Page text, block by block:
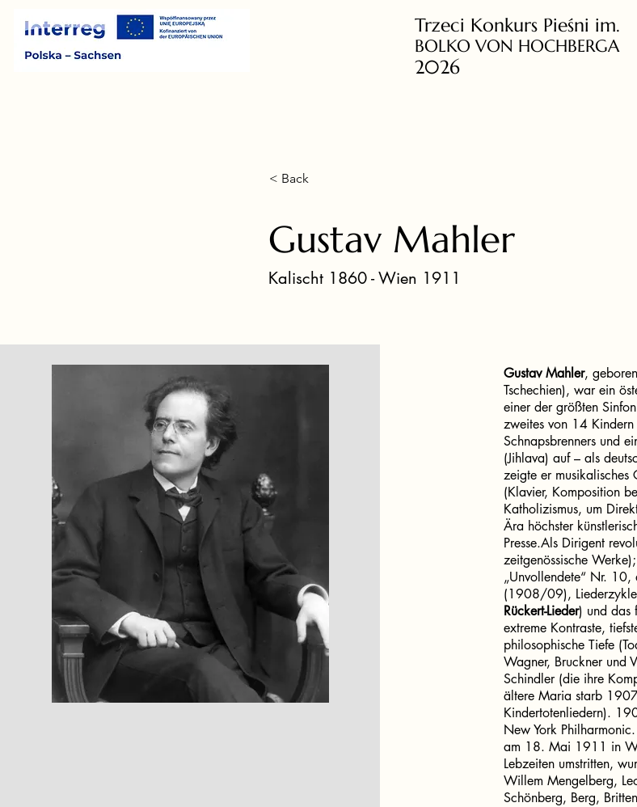
Trzeci Konkurs Pieśni im.
BOLKO VON HOCHBERGA
2026
< Back
Gustav Mahler
Kalischt 1860 - Wien 1911
Gustav Mahler,
Tschechien), war ein
einer der größten
zweites von 14
Schnapsbrenners und
(Jihlava) auf – als
zeigte er
(Klavier, Komposition
Katholizismus, um
Ära höchster
Presse.Als Dirigent
zeitgenössische
„Unvollendete“ Nr. 10,
(1908/09),
Rückert-Lieder) und das
extreme Kontraste,
philosophische Tiefe
Wagner, Bruckner und
Schindler (die ihre
ältere Maria starb
Kindertotenliedern).
New York
am 18. Mai 1911 in
Lebzeiten umstritten,
Willem Mengelberg,
Schönberg, Berg,